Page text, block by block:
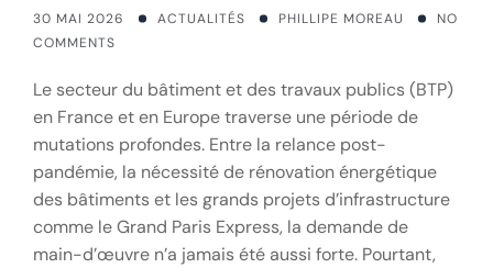
30 MAI 2026 ACTUALITÉS PHILLIPE MOREAU
NO
COMMENTS
Le secteur du bâtiment et des travaux publics (BTP)
en France et en Europe traverse une période de
mutations profondes. Entre la relance post-
pandémie, la nécessité de rénovation énergétique
des bâtiments et les grands projets d’infrastructure
comme le Grand Paris Express, la demande de
main-d’œuvre n’a jamais été aussi forte. Pourtant,